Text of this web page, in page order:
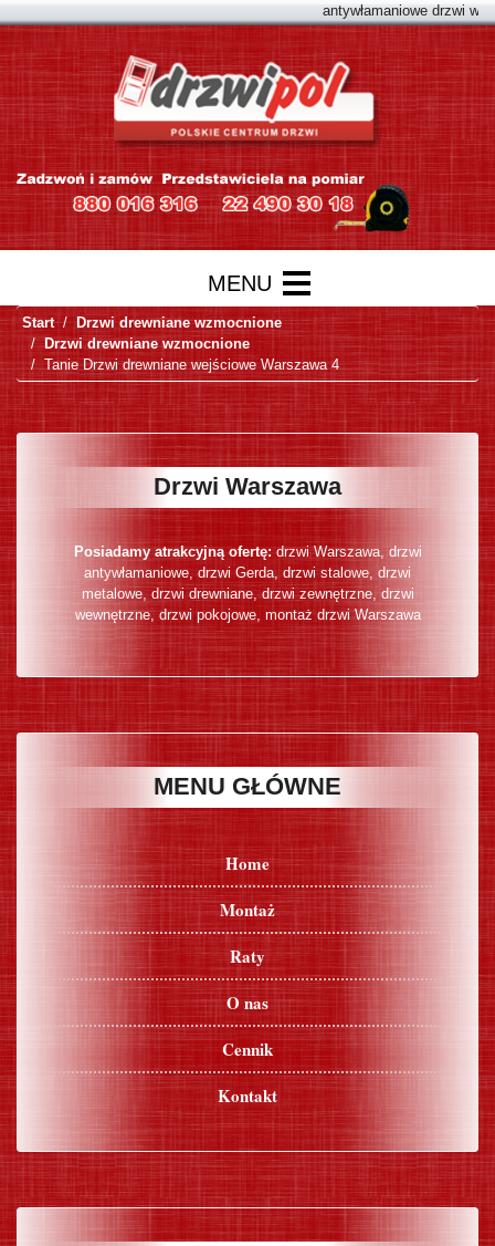
antywłamaniowe drzwi
Start
Drzwi drewniane wzmocnione
Drzwi drewniane wzmocnione
Tanie Drzwi drewniane wejściowe Warszawa 4
Drzwi Warszawa
Posiadamy atrakcyjną ofertę: drzwi Warszawa, drzwi
antywłamaniowe, drzwi Gerda, drzwi stalowe, drzwi
metalowe, drzwi drewniane,drzwi zewnętrzne, drzwi
wewnętrzne,drzwi pokojowe, montaż drzwi Warszawa
MENU GŁÓWNE
Home
Montaż
Raty
O nas
Cennik
Kontakt